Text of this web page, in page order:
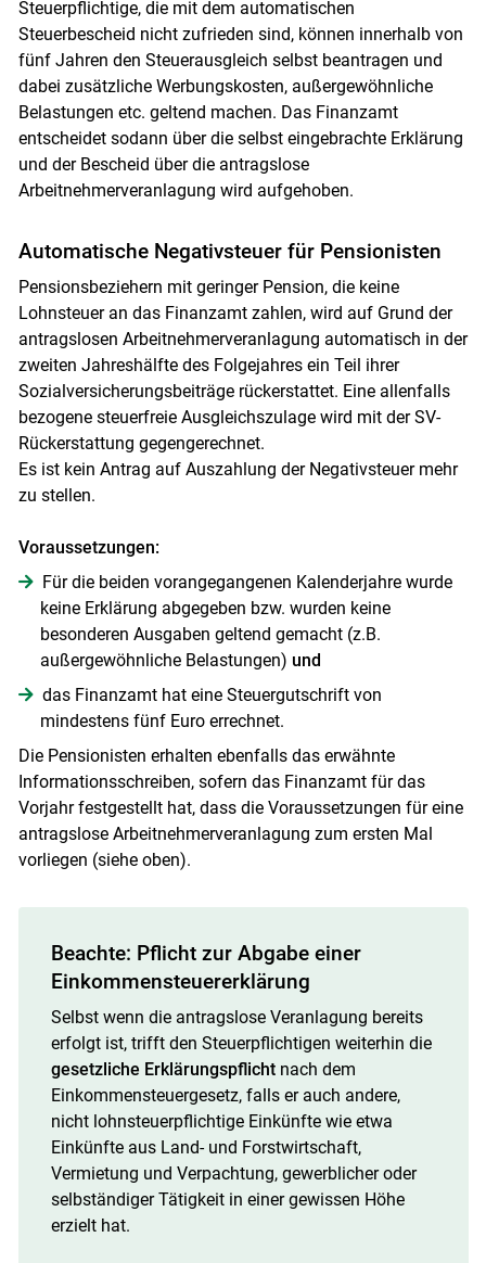
Steuerpflichtige, die mit dem automatischen
Steuerbescheid nicht zufrieden sind, können innerhalb von
fünf Jahren den Steuerausgleich selbst beantragen und
dabei zusätzliche Werbungskosten, außergewöhnliche
Belastungen etc. geltend machen. Das Finanzamt
entscheidet sodann über die selbst eingebrachte Erklärung
und der Bescheid über die antragslose
Arbeitnehmerveranlagung wird aufgehoben.
Automatische Negativsteuer für Pensionisten
Pensionsbeziehern mit geringer Pension, die keine
Lohnsteuer an das Finanzamt zahlen, wird auf Grund der
antragslosen Arbeitnehmerveranlagung automatisch in der
zweiten Jahreshälfte des Folgejahres ein Teil ihrer
Sozialversicherungsbeiträge rückerstattet. Eine allenfalls
bezogene steuerfreie Ausgleichszulage wird mit der SV-
Rückerstattung gegengerechnet.
Es ist kein Antrag auf Auszahlung der Negativsteuer mehr
zu stellen.
Voraussetzungen:
Für die beiden vorangegangenen Kalenderjahre wurde
keine Erklärung abgegeben bzw. wurden keine
besonderen Ausgaben geltend gemacht (z.B.
außergewöhnliche Belastungen) und
das Finanzamt hat eine Steuergutschrift von
mindestens fünf Euro errechnet.
Die Pensionisten erhalten ebenfalls das erwähnte
Informationsschreiben, sofern das Finanzamt für das
Vorjahr festgestellt hat, dass die Voraussetzungen für eine
antragslose Arbeitnehmerveranlagung zum ersten Mal
vorliegen (siehe oben).
Beachte: Pflicht zur Abgabe einer
Einkommensteuererklärung
Selbst wenn die antragslose Veranlagung bereits
erfolgt ist, trifft den Steuerpflichtigen weiterhin die
gesetzliche Erklärungspflicht nach dem
Einkommensteuergesetz, falls er auch andere,
nicht lohnsteuerpflichtige Einkünfte wie etwa
Einkünfte aus Land- und Forstwirtschaft,
Vermietung und Verpachtung, gewerblicher oder
selbständiger Tätigkeit in einer gewissen Höhe
erzielt hat.